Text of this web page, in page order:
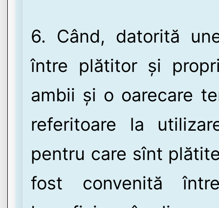
6. Când, datorită
între plătitor și
ambii și o oarecare
referitoare la
pentru care sînt
fost convenită